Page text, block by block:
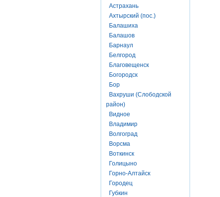
Астрахань
Ахтырский (пос.)
Балашиха
Балашов
Барнаул
Белгород
Благовещенск
Богородск
Бор
Вахруши (Слободской
район)
Видное
Владимир
Волгоград
Ворсма
Воткинск
Голицыно
Горно-Алтайск
Городец
Губкин